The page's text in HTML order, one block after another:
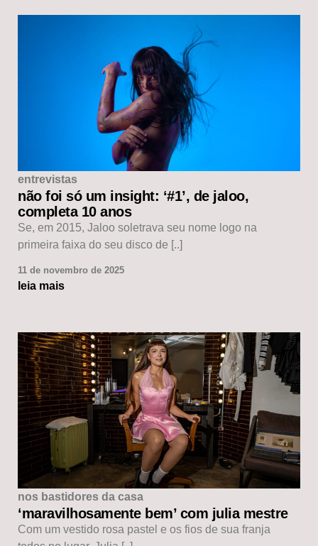
entrevistas
não foi só um insight: ‘#1’, de jaloo,
completa 10 anos
Se, em 2015, Jaloo soletrava seu nome logo na
primeira faixa do seu disco de [..]
11 de novembro de 2025
leia mais
nos bastidores da casa
‘maravilhosamente bem’ com julia mestre
Com um vestido rosa pastel e os fios de sua franja